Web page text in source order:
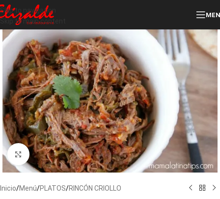
Skip to navigation
Skip to main content
Click to enlarge
Inicio/Menú/PLATOS/RINCÓN CRIOLLO